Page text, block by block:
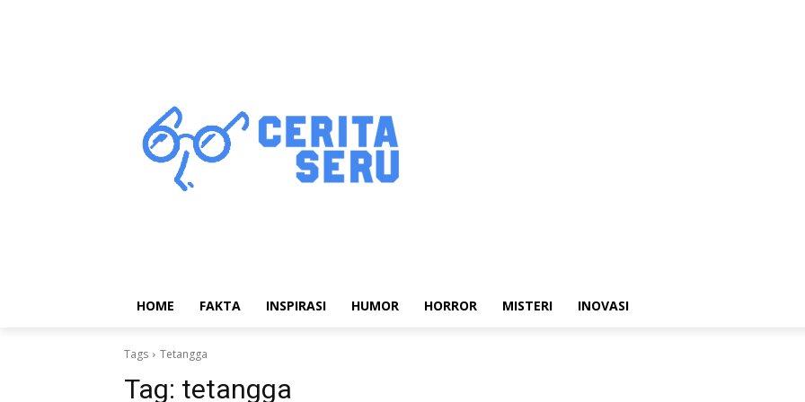
HOME FAKTA INSPIRASI HUMOR HORROR MISTERI INOVASI
Tags Tetangga
Tag: tetangga